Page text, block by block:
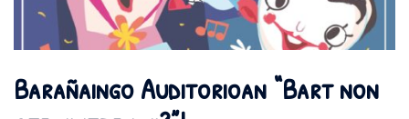
Barañaingo Auditorioan “Bart non